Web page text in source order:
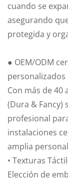
cuando se
asegurando
protegida y
● OEM/ODM
personalizados
Con más de 40
(Dura & Fancy)
profesional
instalaciones
amplia
• Texturas
Elección de